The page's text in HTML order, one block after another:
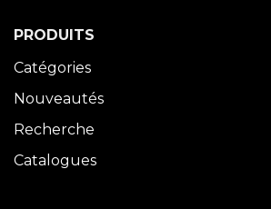
PRODUITS
Catégories
Nouveautés
Recherche
Catalogues